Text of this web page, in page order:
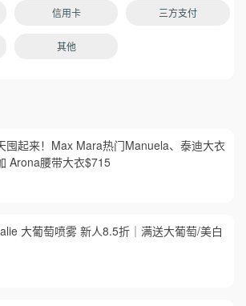
信用卡 三方支付
其他
囤起来！Max Mara热门Manuela、泰迪大衣
Arona腰带大衣$715
大葡萄喷雾 新人8.5折｜满送大葡萄/美白